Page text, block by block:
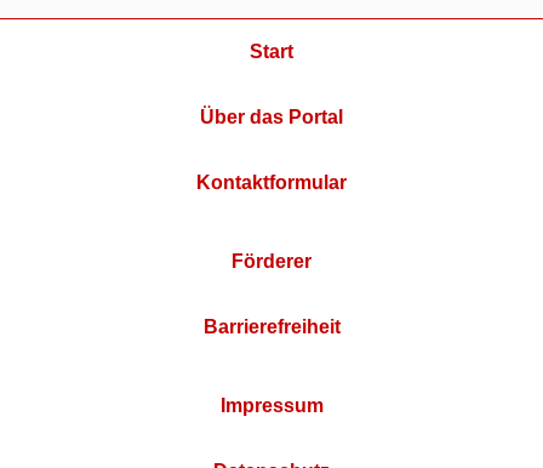
Start
Über das Portal
Kontaktformular
Förderer
Barrierefreiheit
Impressum